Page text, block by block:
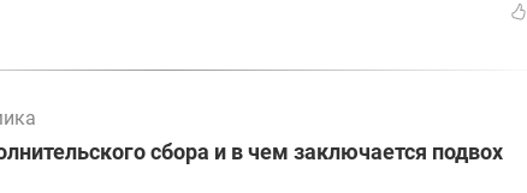
сбора и в чем заключается подвох